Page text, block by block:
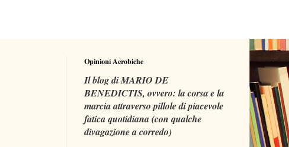
Opinioni Aerobiche
Il blog di MARIO DE
BENEDICTIS, ovvero: la corsa e la
marcia attraverso pillole di piacevole
fatica quotidiana (con qualche
divagazione a corredo)